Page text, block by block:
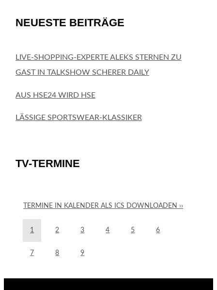
NEUESTE BEITRÄGE
LIVE-SHOPPING-EXPERTE ALEKS STERNEN ZU
GAST IN TALKSHOW SCHERER DAILY
AUS HSE24 WIRD HSE
LÄSSIGE SPORTSWEAR-KLASSIKER
TV-TERMINE
TERMINE IN KALENDER ALS ICS DOWNLOADEN ››
1 2 3 4 5 6
7 8 9